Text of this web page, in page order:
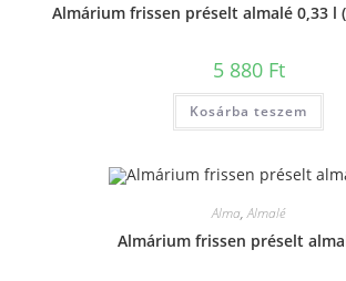
Almárium frissen préselt almalé 0,33 l
5 880 Ft
Kosárba teszem
Alma,Almalé
Almárium frissen préselt